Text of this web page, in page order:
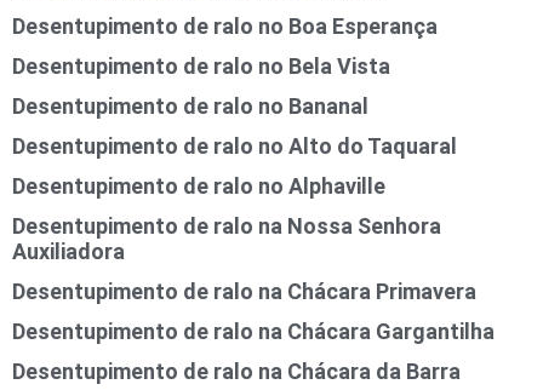
Desentupimento de ralo no Boa Esperança
Desentupimento de ralo no Bela Vista
Desentupimento de ralo no Bananal
Desentupimento de ralo no Alto do Taquaral
Desentupimento de ralo no Alphaville
Desentupimento de ralo na Nossa Senhora
Auxiliadora
Desentupimento de ralo na Chácara Primavera
Desentupimento de ralo na Chácara Gargantilha
Desentupimento de ralo na Chácara da Barra